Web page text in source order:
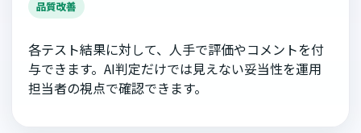
品質改善
各テスト結果に対して、人手で評価やコメントを付
与できます。AI判定だけでは見えない妥当性を運用
担当者の視点で確認できます。